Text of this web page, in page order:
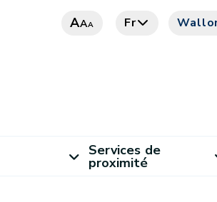
AAA Fr
Services de
proximité